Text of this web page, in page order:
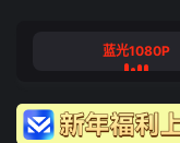
蓝光1080P